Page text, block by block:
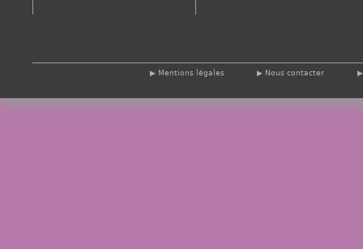
Mentions légales Nous contacter